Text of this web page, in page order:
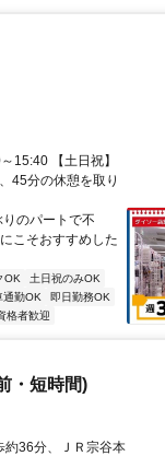
15:40 【土日祝】
45分の休憩を取り
のパートで不
こそおすすめした
OK
土日祝のみOK
通勤OK
即日勤務OK
格者歓迎
・短時間)
約36分、ＪＲ宗谷本